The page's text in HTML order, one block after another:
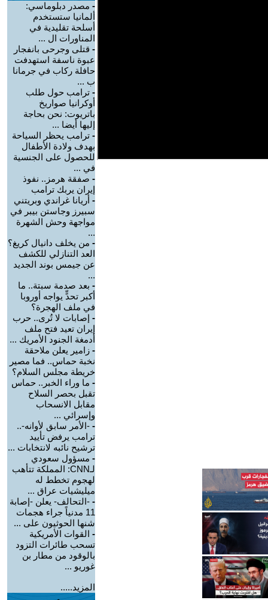
- مصدر دبلوماسي:
ألمانيا ستستخدم
أسلحة تقليدية في
المناورات ال ...
- قتلى وجرحى بانفجار
عبوة ناسفة استهدفت
حافلة ركاب في جرمانا
ب ...
- ترامب حول طلب
أوكرانيا صواريخ
باتريوت: نحن بحاجة
إليها أيضا ...
- ترامب يحظر السياحة
بهدف ولادة الأطفال
للحصول على الجنسية
في ...
- صفقة هرمز.. نفوذ
إيران يربك ترامب
- أريانا غراندي وبريتني
سبيرز وجاستن بيبر في
مواجهة وحش الشهرة
...
- من يخلف دانيال كريغ؟
العد التنازلي للكشف
عن جيمس بوند الجديد
...
- بعد صدمة سبتة.. ما
أكبر تحدٍّ يواجه أوروبا
في ملف الهجرة؟
- إصابات لا تُرى.. حرب
إيران تعيد فتح ملف
أدمغة الجنود الأمريك ...
- زامير يعلن ملاحقة
نخبة حماس.. فما مصير
خريطة مجلس السلام؟
- ما وراء الخبر.. حماس
تقبل بحصر السلاح
مقابل الانسحاب
وإسرائي ...
- -الأمر سابق لأوانه-..
ترامب يرفض تأييد
ترشيح نائبه لانتخابات ...
- مسؤول سعودي
لـCNN: المملكة تتأهب
لهجوم تخطط له
ميليشيات عراق ...
- -التحالف- يعلن -إصابة
11 مدنياً جراء هجمات
شنها الحوثيون على ...
- القوات الأمريكية
تسحب طائرات التزود
بالوقود من مطار بن
غوريو ...
المزيد.....